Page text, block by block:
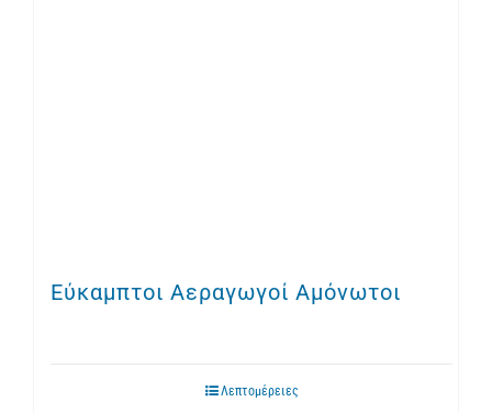
Εύκαμπτοι Αεραγωγοί Αμόνωτοι
Λεπτομέρειες